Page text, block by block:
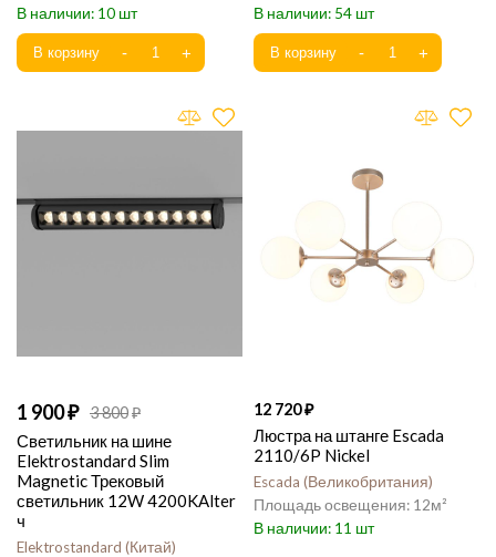
10
54
1 900 3 800
Светильник на шине
Elektrostandard Slim
Magnetic Трековый
светильник 12W 4200KAlter
ч
Elektrostandard Китай
12 720
Люстра на штанге Escada
2110/6P Nickel
Escada Великобритания
12
11